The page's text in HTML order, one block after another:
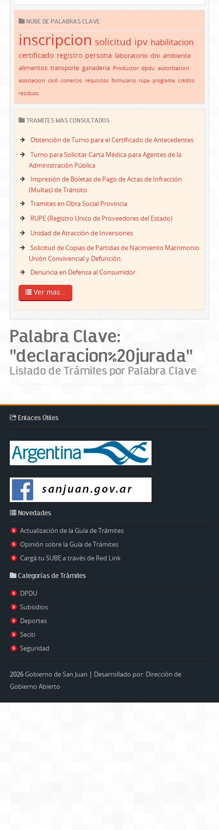
NUBE DE PALABRAS CLAVE
inscripcion solicitud ipv habilitacion
certificado registro persona laboratorio dni ambiente
alimentos transporte ganaderia Productor dpdu autorizacion
asociacion civil comercio requisitos formulario rupa programa crédito
residuos
TRAMITES MAS CONSULTADOS
Obtención de Turno para el Certificado de Antecedentes
Turno para Solicitar Carta Médica para Agentes de la
Administración Pública
Impresión de Boletas de Pago de Actas de Infracción
(Multas) de Tránsito
Tramites en Obra Social Provincia
RUPE (Registro Unico de Proveedores del Estado)
Unidad de Atracción de Inversiones
Solicitud de Copias de Partidas de Nacimiento Matrimonio
Unión Convivencial y Defunción.
Denuncia en Defensa al Consumidor
Ver mas...
Palabra Clave:
"declaracion%20jurada"
Listado de Trámites por Palabra Clave
Enlaces Útiles
Novedades
Actualización de la Guía de Trámites
Opinión sobre la Guía de Trámites
Cargá tu SUBE a través de Red Link
Categorías de Trámites
DPDU
Subsidios
Deportes
Seciti
Seguridad
2026Gobierno de San Juan | Desarrollado por: Dirección de
Gobierno Abierto